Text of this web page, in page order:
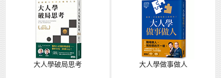
大人學破局思考 大人學做事做人